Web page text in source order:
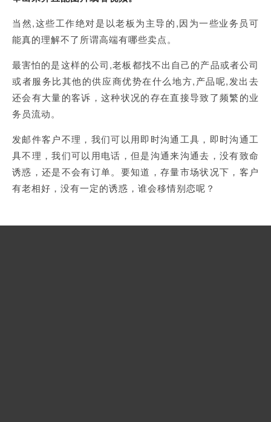
当然,这些工作绝对是以老板为主导的,因为一些业务员可
能真的理解不了所谓高端有哪些卖点。
最害怕的是这样的公司,老板都找不出自己的产品或者公司
或者服务比其他的供应商优势在什么地方,产品呢,发出去
还会有大量的客诉，这种状况的存在直接导致了频繁的业
务员流动。
发邮件客户不理，我们可以用即时沟通工具，即时沟通工
具不理，我们可以用电话，但是沟通来沟通去，没有致命
诱惑，还是不会有订单。要知道，存量市场状况下，客户
有老相好，没有一定的诱惑，谁会移情别恋呢？
我们跟同行比起来更容易被客户认可;